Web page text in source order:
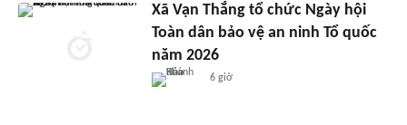
Xã Vạn Thắng tổ chức Ngày hội
Toàn dân bảo vệ an ninh Tổ quốc
năm 2026
6 giờ